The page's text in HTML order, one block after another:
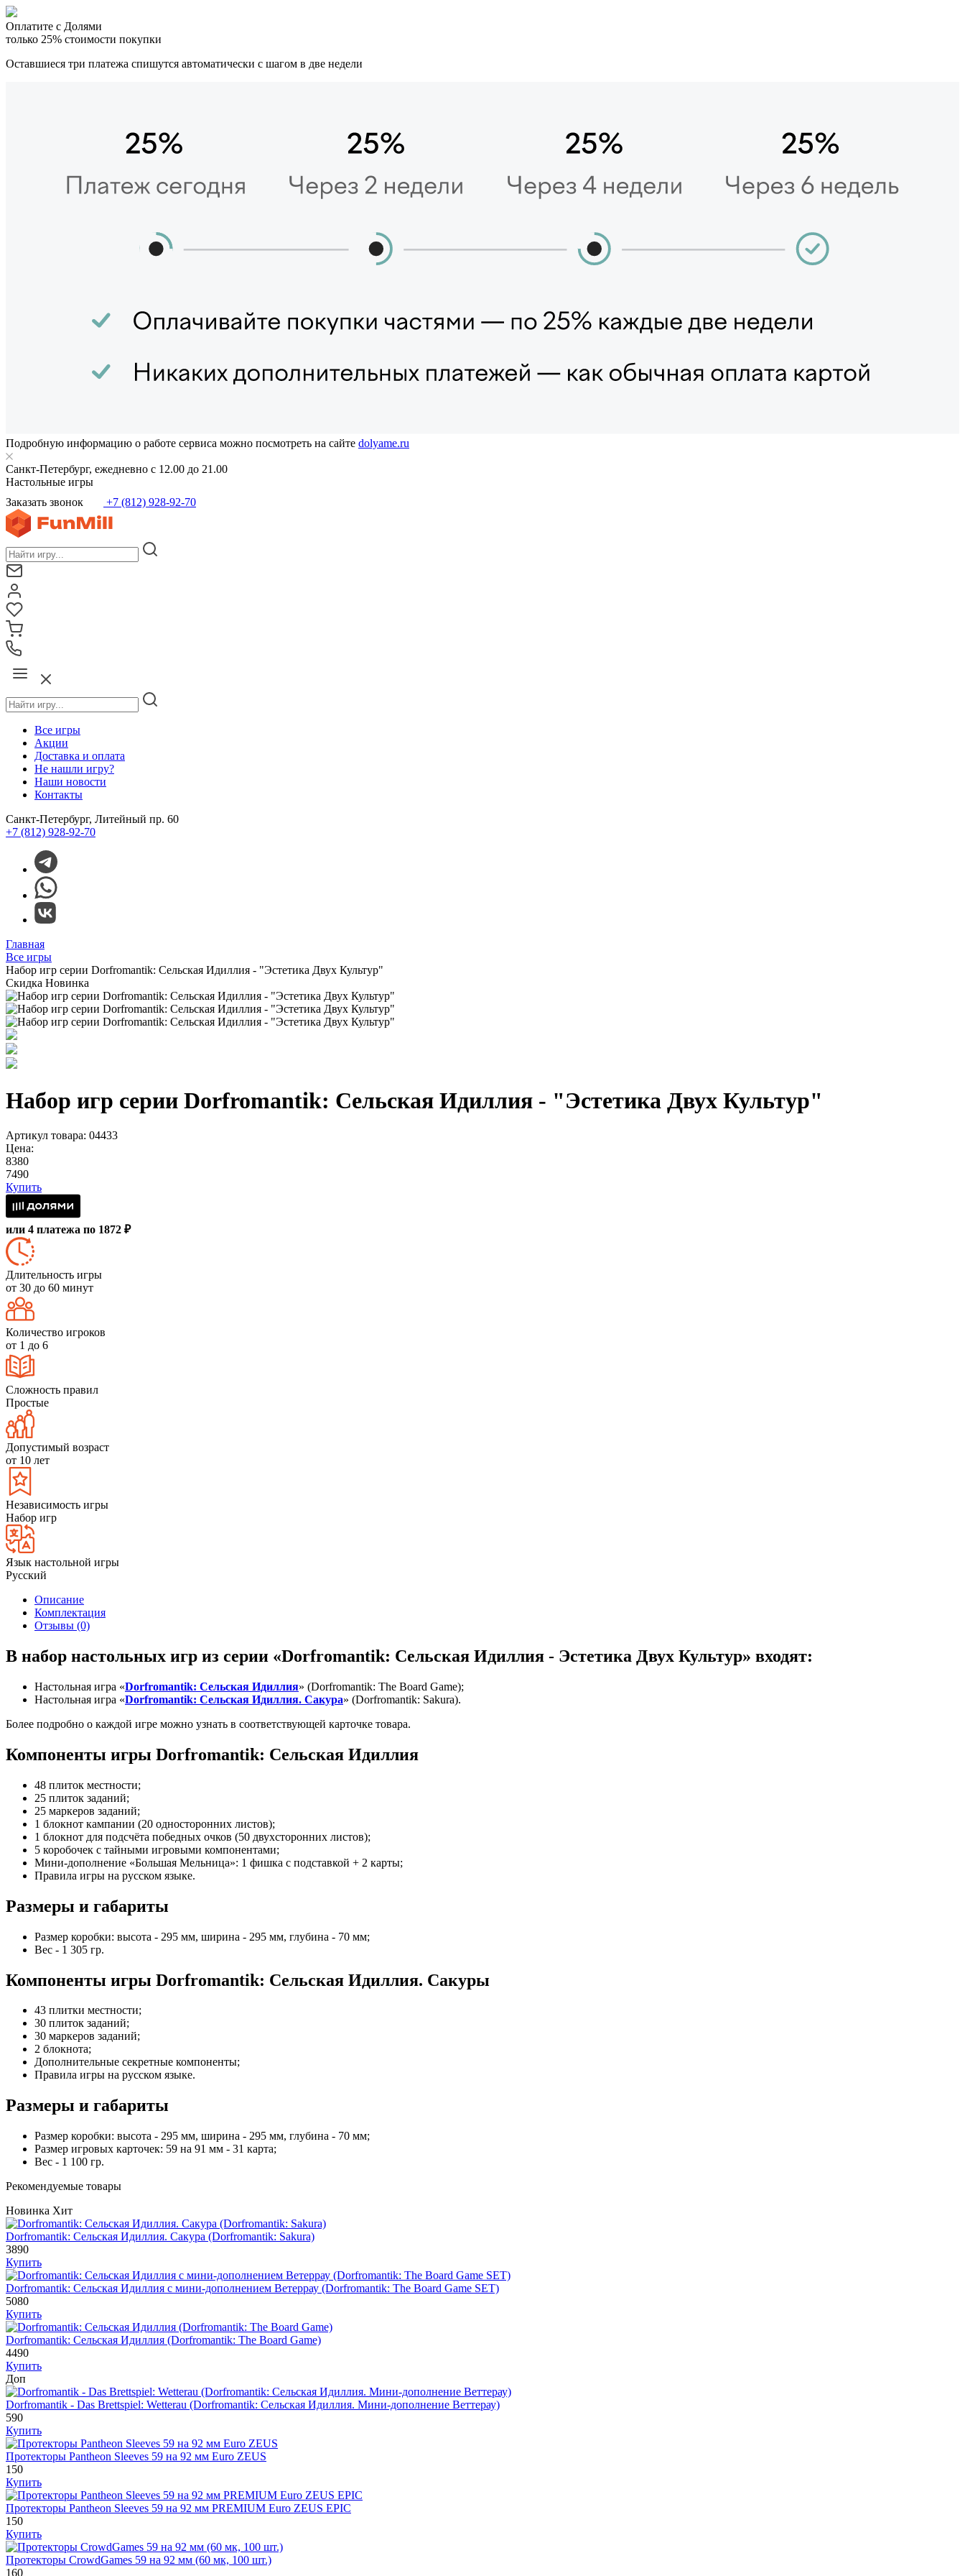
Оплатите с Долями
только 25% стоимости покупки
Оставшиеся три платежа спишутся автоматически с шагом в две недели
Подробную информацию о работе сервиса можно посмотреть на сайте dolyame.ru
Санкт-Петербург, ежедневно с 12.00 до 21.00
Настольные игры
Заказать звонок
+7 (812) 928-92-70
Все игры
Акции
Доставка и оплата
Не нашли игру?
Наши новости
Контакты
Санкт-Петербург, Литейный пр. 60
+7 (812) 928-92-70
Главная
Все игры
Набор игр серии Dorfromantik: Сельская Идиллия - "Эстетика Двух Культур"
Скидка Новинка
Набор игр серии Dorfromantik: Сельская Идиллия - "Эстетика Двух Культур"
Артикул товара: 04433
Цена:
8380
7490
Купить
или 4 платежа по 1872 ₽
Длительность игры
от 30 до 60 минут
Количество игроков
от 1 до 6
Сложность правил
Простые
Допустимый возраст
от 10 лет
Независимость игры
Набор игр
Язык настольной игры
Русский
Описание
Комплектация
Отзывы (0)
В набор настольных игр из серии «Dorfromantik: Сельская Идиллия - Эстетика Двух Культур» входят:
Настольная игра «Dorfromantik: Сельская Идиллия» (Dorfromantik: The Board Game);
Настольная игра «Dorfromantik: Сельская Идиллия. Сакура» (Dorfromantik: Sakura).
Более подробно о каждой игре можно узнать в соответствующей карточке товара.
Компоненты игры Dorfromantik: Сельская Идиллия
48 плиток местности;
25 плиток заданий;
25 маркеров заданий;
1 блокнот кампании (20 односторонних листов);
1 блокнот для подсчёта победных очков (50 двухсторонних листов);
5 коробочек с тайными игровыми компонентами;
Мини-дополнение «Большая Мельница»: 1 фишка с подставкой + 2 карты;
Правила игры на русском языке.
Размеры и габариты
Размер коробки: высота - 295 мм, ширина - 295 мм, глубина - 70 мм;
Вес - 1 305 гр.
Компоненты игры Dorfromantik: Сельская Идиллия. Сакуры
43 плитки местности;
30 плиток заданий;
30 маркеров заданий;
2 блокнота;
Дополнительные секретные компоненты;
Правила игры на русском языке.
Размеры и габариты
Размер коробки: высота - 295 мм, ширина - 295 мм, глубина - 70 мм;
Размер игровых карточек: 59 на 91 мм - 31 карта;
Вес - 1 100 гр.
Рекомендуемые товары
Новинка Хит
Dorfromantik: Сельская Идиллия. Сакура (Dorfromantik: Sakura)
3890
Купить
Dorfromantik: Сельская Идиллия с мини-дополнением Ветеррау (Dorfromantik: The Board Game SET)
5080
Купить
Dorfromantik: Сельская Идиллия (Dorfromantik: The Board Game)
4490
Купить
Доп
Dorfromantik - Das Brettspiel: Wetterau (Dorfromantik: Сельская Идиллия. Мини-дополнение Веттерау)
590
Купить
Протекторы Pantheon Sleeves 59 на 92 мм Euro ZEUS
150
Купить
Протекторы Pantheon Sleeves 59 на 92 мм PREMIUM Euro ZEUS EPIC
150
Купить
Протекторы CrowdGames 59 на 92 мм (60 мк, 100 шт.)
160